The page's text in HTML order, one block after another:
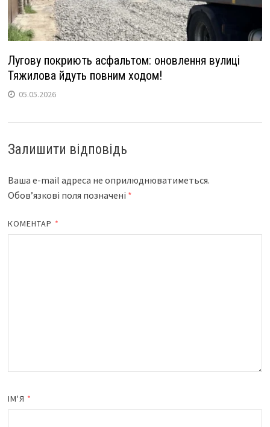
Лугову покриють асфальтом: оновлення вулиці
Тяжилова йдуть повним ходом!
05.05.2026
Залишити відповідь
Ваша e-mail адреса не оприлюднюватиметься.
Обов’язкові поля позначені *
КОМЕНТАР *
ІМ'Я *